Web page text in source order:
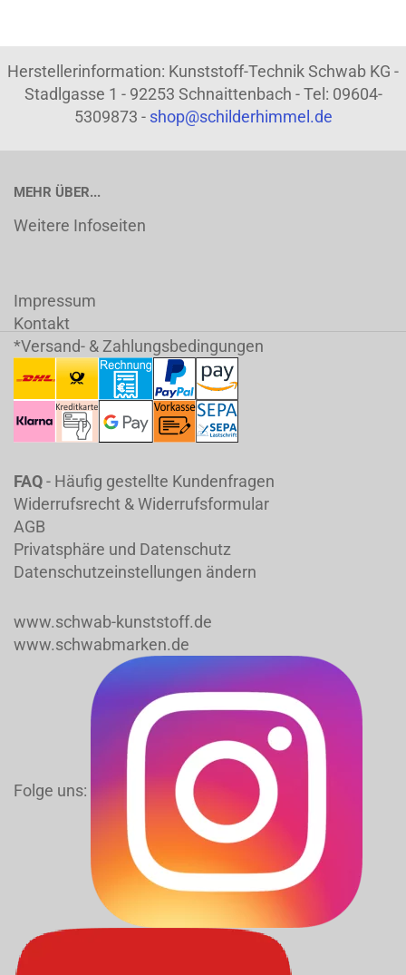
Herstellerinformation: Kunststoff-Technik Schwab KG -
Stadlgasse 1 - 92253 Schnaittenbach - Tel: 09604-
5309873 - shop@schilderhimmel.de
MEHR ÜBER...
Weitere Infoseiten
Impressum
Kontakt
*Versand- & Zahlungsbedingungen
FAQ- Häufig gestellte Kundenfragen
Widerrufsrecht & Widerrufsformular
AGB
Privatsphäre und Datenschutz
Datenschutzeinstellungen ändern
www.schwab-kunststoff.de
www.schwabmarken.de
Folge uns: